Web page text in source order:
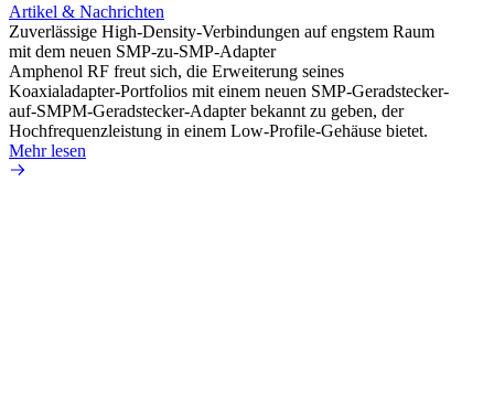
Artikel & Nachrichten
Zuverlässige High-Density-Verbindungen auf engstem Raum
mit dem neuen SMP-zu-SMP-Adapter
Amphenol RF freut sich, die Erweiterung seines
Koaxialadapter-Portfolios mit einem neuen SMP-Geradstecker-
auf-SMPM-Geradstecker-Adapter bekannt zu geben, der
Hochfrequenzleistung in einem Low-Profile-Gehäuse bietet.
Mehr lesen